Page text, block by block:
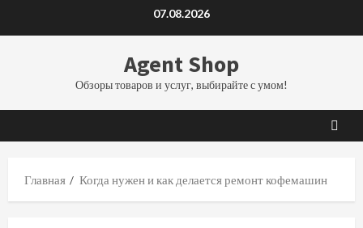
07.08.2026
Agent Shop
Обзоры товаров и услуг, выбирайте с умом!
Главная Когда нужен и как делается ремонт кофемашин